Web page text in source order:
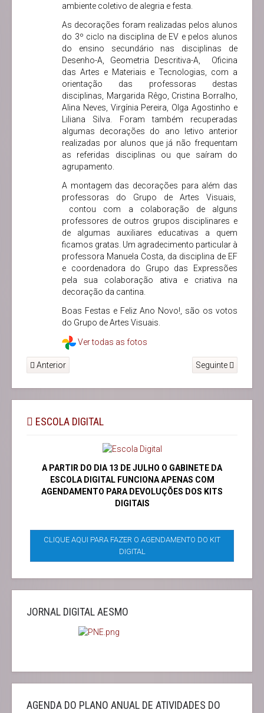
ambiente coletivo de alegria e festa.
As decorações foram realizadas pelos alunos
do 3º ciclo na disciplina de EV e pelos alunos
do ensino secundário nas disciplinas de
Desenho-A, Geometria Descritiva-A, Oficina
das Artes e Materiais e Tecnologias, com a
orientação das professoras destas
disciplinas, Margarida Rêgo, Cristina Borralho,
Alina Neves, Virgínia Pereira, Olga Agostinho e
Liliana Silva. Foram também recuperadas
algumas decorações do ano letivo anterior
realizadas por alunos que já não frequentam
as referidas disciplinas ou que saíram do
agrupamento.
A montagem das decorações para além das
professoras do Grupo de Artes Visuais,
contou com a colaboração de alguns
professores de outros grupos disciplinares e
de algumas auxiliares educativas a quem
ficamos gratas. Um agradecimento particular à
professora Manuela Costa, da disciplina de EF
e coordenadora do Grupo das Expressões
pela sua colaboração ativa e criativa na
decoração da cantina.
Boas Festas e Feliz Ano Novo!, são os votos
do Grupo de Artes Visuais.
Ver todas as fotos
Anterior Seguinte
ESCOLA DIGITAL
A PARTIR DO DIA 13 DE JULHO O GABINETE DA
ESCOLA DIGITAL FUNCIONA APENAS COM
AGENDAMENTO PARA DEVOLUÇÕES DOS KITS
DIGITAIS
CLIQUE AQUI PARA FAZER O AGENDAMENTO DO KIT
DIGITAL
JORNAL DIGITAL AESMO
AGENDA DO PLANO ANUAL DE ATIVIDADES DO